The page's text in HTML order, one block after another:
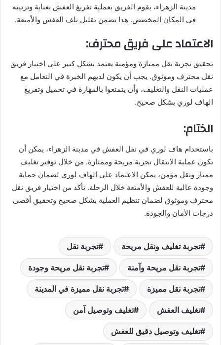
مدينة الزهراء، يقوم الفريق بعملية تفريغ العفش بعناية وترتيبه
في المكان المخصص. هذا يضمن تقليل تلف العفش والأمتعة.
الاعتماد على فريق محترف:
تحقيق تجربة نقل ممتازة ومؤمنة يعتمد بشكل كبير على اختيار فريق
نقل محترف وموثوق. يجب أن يكون لديهم الخبرة في التعامل مع
عمليات النقل والتغليف، وأن يتمتعوا بالمهارة في تحميل وتفريغ
الهاف لوري بشكل صحيح.
الختام:
باستخدام هاف لوري في نقل العفش في مدينة الزهراء، يمكن أن
تكون عملية الانتقال تجربة مريحة وممتازة. من خلال توفير تغليف
ممتاز ونقل مؤمن، يمكن الاعتماد على الهاف لوري لضمان حماية
وجودة عالية للعفش والأمتعة خلال الرحلة. تأكد من اختيار فريق نقل
محترف وموثوق لضمان تنظيم العملية بشكل صحيح وتحقيق أقصى
درجات الأمان والجودة.
تجربة تغليف ونقل مريحة تجربة نقل
تجربة نقل مريحة وآمنة تجربة نقل مريحة وجودة
تجربة نقل مميزة تجربة نقل مميزة في المدينة
تغليف العفش تغليف وتوصيل آمن
تغليف وتوصيل دقيق للعفش